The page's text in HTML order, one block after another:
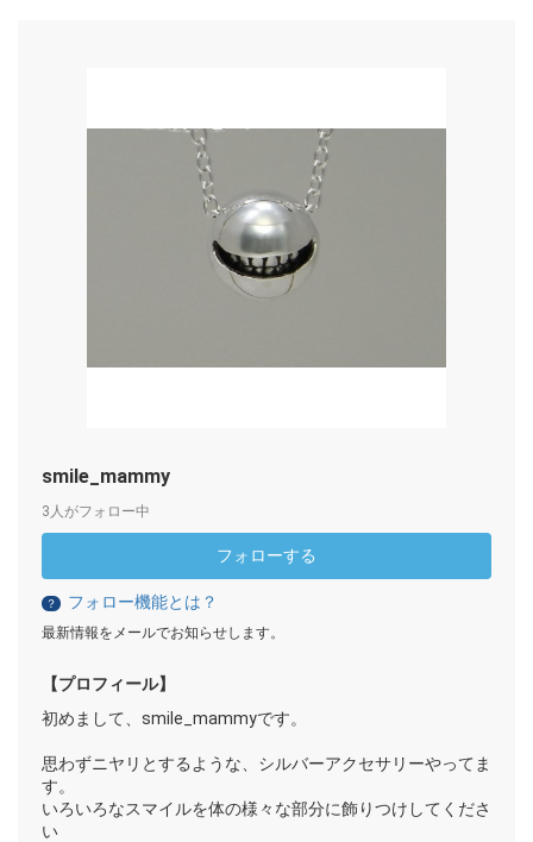
smile_mammy
3人がフォロー中
フォローする
？ フォロー機能とは？
最新情報をメールでお知らせします。
【プロフィール】
初めまして、smile_mammyです。
思わずニヤリとするような、シルバーアクセサリーやってま
す。
いろいろなスマイルを体の様々な部分に飾りつけしてくださ
い